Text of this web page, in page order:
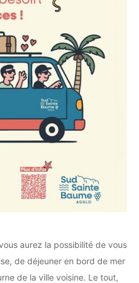
aurez la possibilité de vous
de déjeuner en bord de mer
de la ville voisine. Le tout,